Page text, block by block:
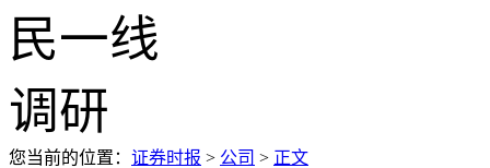
您当前的位置： 证券时报 > 公司 > 正文